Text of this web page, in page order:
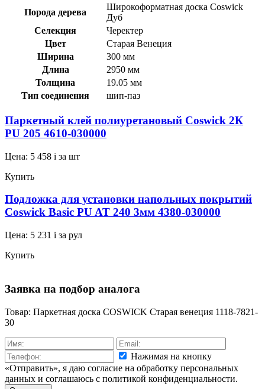
Порода дерева
Широкоформатная доска Coswick
Дуб
Селекция
Черектер
Цвет
Старая Венеция
Ширина
300 мм
Длина
2950 мм
Толщина
19.05 мм
Тип соединения
шип-паз
Паркетный клей полиуретановый Coswick 2К
PU 205 4610-030000
Цена: 5 458 i за шт
Купить
Подложка для установки напольных покрытий
Coswick Basic PU AT 240 3мм 4380-030000
Цена: 5 231 i за рул
Купить
Заявка на подбор аналога
Товар: Паркетная доска COSWICK Старая венеция 1118-7821-
30
Нажимая на кнопку
«Отправить», я даю согласие на обработку персональных
данных и соглашаюсь c политикой конфиденциальности.